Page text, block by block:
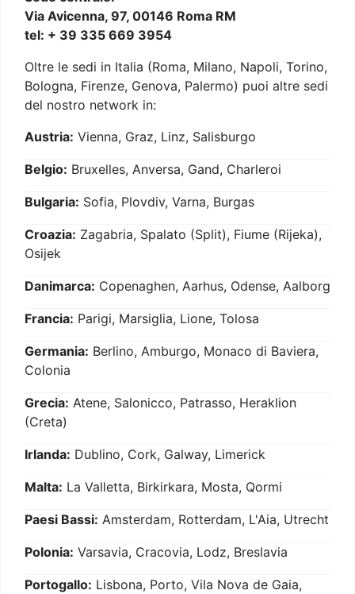
Via Avicenna, 97, 00146 Roma RM
tel: + 39 335 669 3954
Oltre le sedi in Italia (Roma, Milano, Napoli, Torino,
Bologna, Firenze, Genova, Palermo) puoi altre sedi
del nostro network in:
Austria: Vienna, Graz, Linz, Salisburgo
Belgio: Bruxelles, Anversa, Gand, Charleroi
Bulgaria: Sofia, Plovdiv, Varna, Burgas
Croazia: Zagabria, Spalato (Split), Fiume (Rijeka),
Osijek
Danimarca: Copenaghen, Aarhus, Odense, Aalborg
Francia: Parigi, Marsiglia, Lione, Tolosa
Germania: Berlino, Amburgo, Monaco di Baviera,
Colonia
Grecia: Atene, Salonicco, Patrasso, Heraklion
(Creta)
Irlanda: Dublino, Cork, Galway, Limerick
Malta: La Valletta, Birkirkara, Mosta, Qormi
Paesi Bassi: Amsterdam, Rotterdam, L'Aia, Utrecht
Polonia: Varsavia, Cracovia, Lodz, Breslavia
Portogallo: Lisbona, Porto, Vila Nova de Gaia,